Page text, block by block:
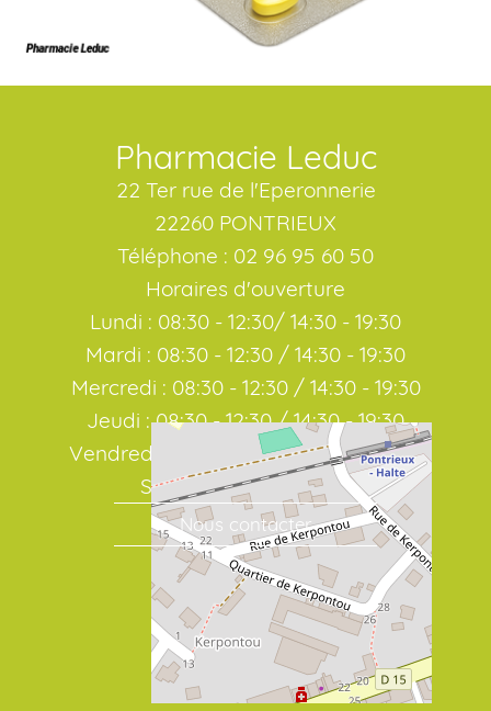
Pharmacie Leduc
22 Ter rue de l'Eperonnerie
22260 PONTRIEUX
Téléphone : 02 96 95 60 50
Horaires d'ouverture
Lundi : 08:30 - 12:30/ 14:30 - 19:30
Mardi : 08:30 - 12:30 / 14:30 - 19:30
Mercredi : 08:30 - 12:30 / 14:30 - 19:30
Jeudi : 08:30 - 12:30 / 14:30 - 19:30
Vendredi : 08:30 - 12:30 / 14:30 - 19:30
Samedi : 08:30 / 19:00
Nous contacter